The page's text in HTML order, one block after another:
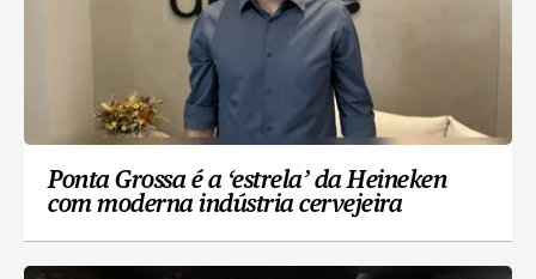
Ponta Grossa é a ‘estrela’ da Heineken
com moderna indústria cervejeira